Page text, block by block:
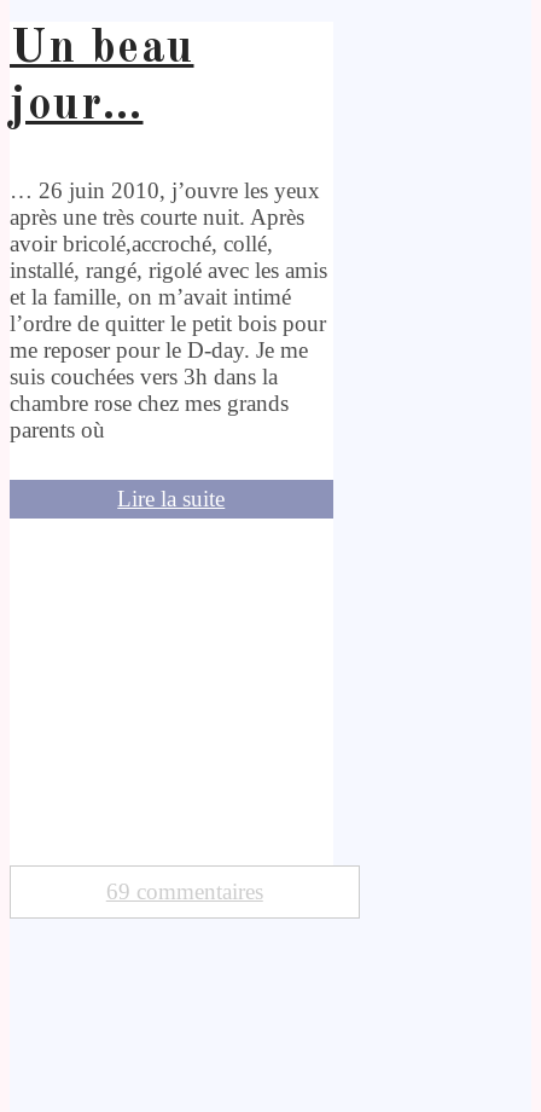
Un beau
jour…
… 26 juin 2010, j’ouvre les yeux
après une très courte nuit. Après
avoir bricolé,accroché, collé,
installé, rangé, rigolé avec les amis
et la famille, on m’avait intimé
l’ordre de quitter le petit bois pour
me reposer pour le D-day. Je me
suis couchées vers 3h dans la
chambre rose chez mes grands
parents où
Lire la suite
69 commentaires